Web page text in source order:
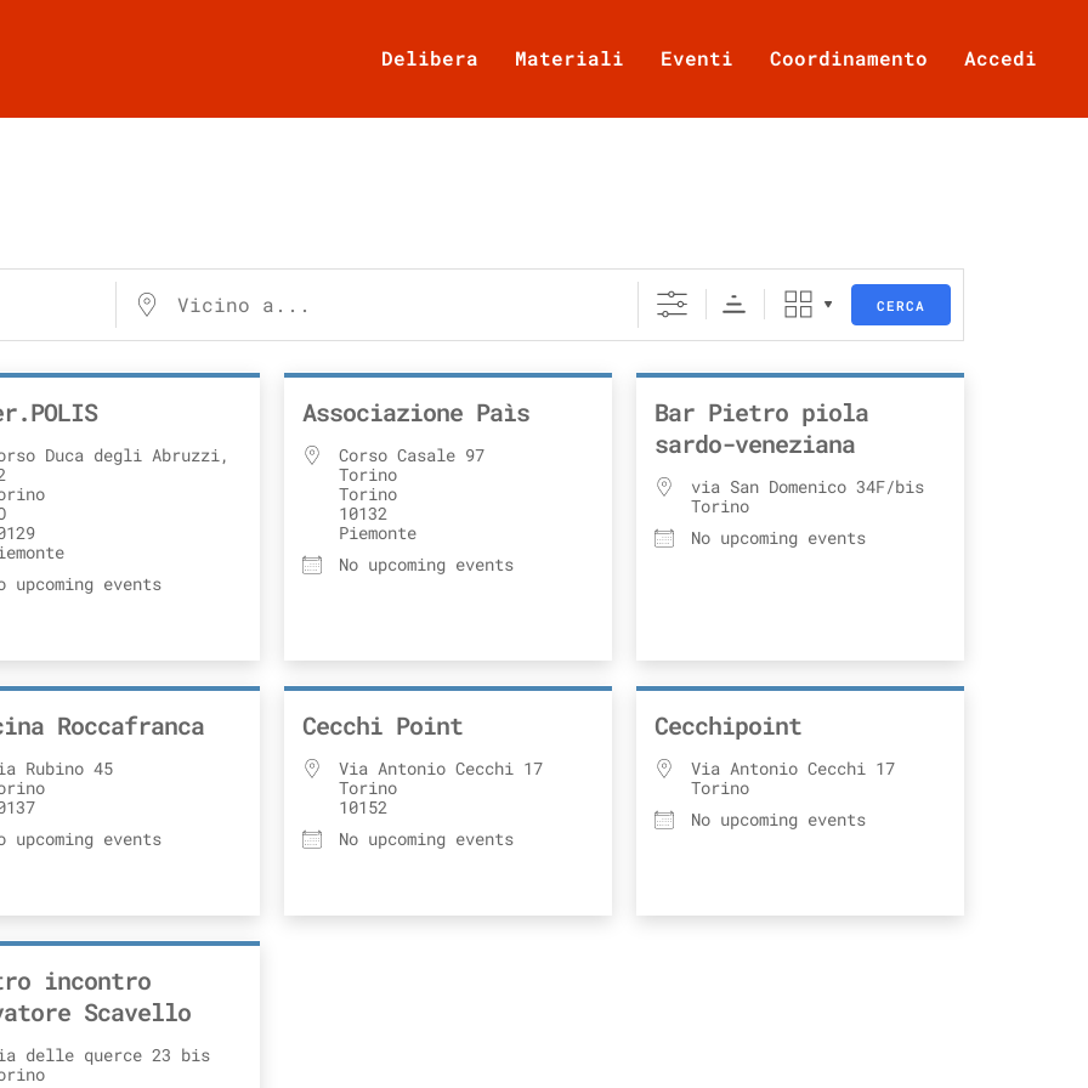
Delibera Materiali Eventi Coordinamento Accedi
CERCA
Duca degli Abruzzi,
upcoming events
Associazione Paìs
Corso Casale 97
Torino
Torino
10132
Piemonte
No upcoming events
Bar Pietro piola
sardo-veneziana
via San Domenico 34F/bis
Torino
No upcoming events
Roccafranca
Rubino 45
upcoming events
Cecchi Point
Via Antonio Cecchi 17
Torino
10152
No upcoming events
Cecchipoint
Via Antonio Cecchi 17
Torino
No upcoming events
incontro
Scavello
delle querce 23 bis